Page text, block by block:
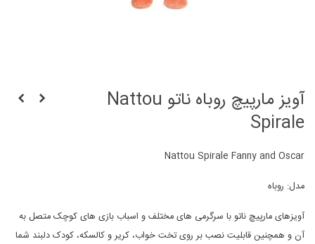
آویز مارپیچ روباه ناتو Nattou
Spirale
Nattou Spirale Fanny and Oscar
مدل: روباه
آویزهای مارپیچ ناتو با سرگرمی های مختلف و اسباب بازی های کوچک متصل به
آن و همچنین قابلیت نصب بر روی تخت خواب، کریر و کالسکه، کودک دلبند شما